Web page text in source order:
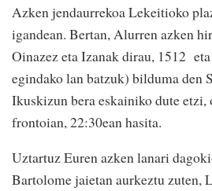
Azken jendaurrekoa Lekeitioko
igandean. Bertan, Alurren azken
Oinazez eta Izanak dirau, 1512
egindako lan batzuk) bilduma den
Ikuskizun bera eskainiko dute
frontoian, 22:30ean hasita.
Uztartuz Euren azken lanari
Bartolome jaietan aurkeztu zuten,